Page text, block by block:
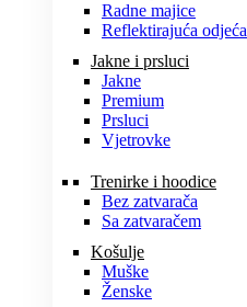
Radne majice
Reflektirajuća odjeća
Jakne i prsluci
Jakne
Premium
Prsluci
Vjetrovke
Trenirke i hoodice
Bez zatvarača
Sa zatvaračem
Košulje
Muške
Ženske